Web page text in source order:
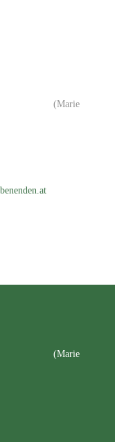
(Marie
benenden.at
(Marie